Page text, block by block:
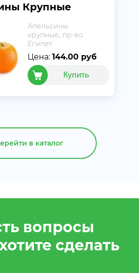
Крупные
Апельсины
крупные, пр-во
Египет
Цена: 144.00 руб
в каталог
вопросы
сделать